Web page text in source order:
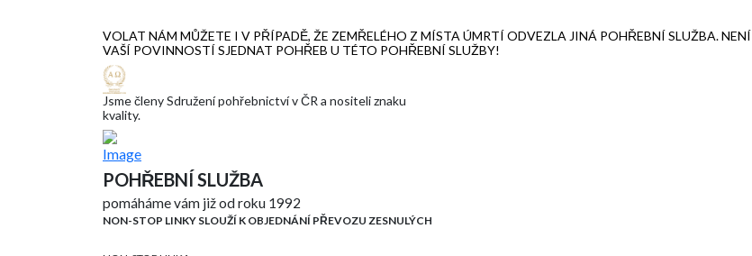
VOLAT NÁM MŮŽETE I V PŘÍPADĚ, ŽE ZEMŘELÉHO Z MÍSTA ÚMRTÍ ODVEZLA JINÁ POHŘEBNÍ SLUŽBA. NENÍ
VAŠÍ POVINNOSTÍ SJEDNAT POHŘEB U TÉTO POHŘEBNÍ SLUŽBY!
Jsme členy Sdružení pohřebnictví v ČR a nositeli znaku
kvality.
POHŘEBNÍ SLUŽBA
pomáháme vám již od roku 1992
NON-STOP LINKY SLOUŽÍ K OBJEDNÁNÍ PŘEVOZU ZESNULÝCH